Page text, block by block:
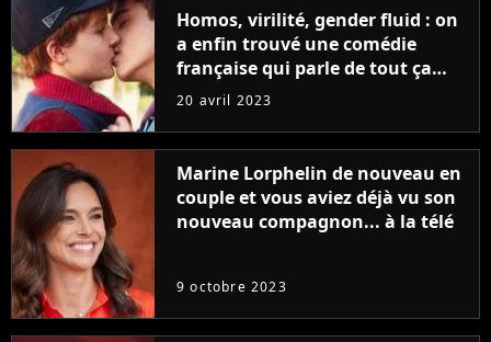
Homos, virilité, gender fluid : on
a enfin trouvé une comédie
française qui parle de tout ça
sans être super ringarde
20 avril 2023
Marine Lorphelin de nouveau en
couple et vous aviez déjà vu son
nouveau compagnon... à la télé
9 octobre 2023